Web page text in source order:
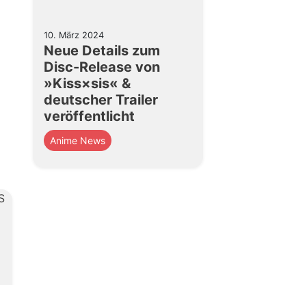
10. März 2024
Neue Details zum
Disc-Release von
»Kiss×sis« &
deutscher Trailer
veröffentlicht
Anime News